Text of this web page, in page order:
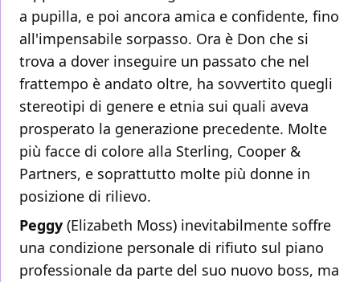
a pupilla, e poi ancora amica e confidente, fino
all'impensabile sorpasso. Ora è Don che si
trova a dover inseguire un passato che nel
frattempo è andato oltre, ha sovvertito quegli
stereotipi di genere e etnia sui quali aveva
prosperato la generazione precedente. Molte
più facce di colore alla Sterling, Cooper &
Partners, e soprattutto molte più donne in
posizione di rilievo.
Peggy (Elizabeth Moss) inevitabilmente soffre
una condizione personale di rifiuto sul piano
professionale da parte del suo nuovo boss, ma